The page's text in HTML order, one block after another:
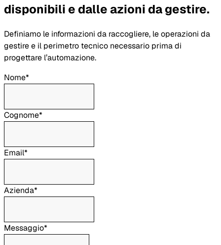
disponibili e dalle azioni da gestire.
Definiamo le informazioni da raccogliere, le operazioni da
gestire e il perimetro tecnico necessario prima di
progettare l’automazione.
Nome*
Cognome*
Email*
Azienda*
Messaggio*